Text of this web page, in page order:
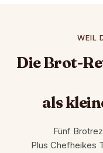
WEIL
Die Brot-
als
Fünf
Plus Chefheikes